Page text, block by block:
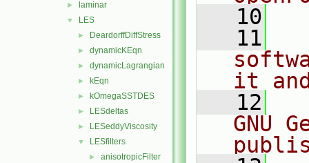
► laminar
▼ LES
► DeardorffDiffStress
► dynamicKEqn
► dynamicLagrangian
► kEqn
► kOmegaSSTDES
► LESdeltas
► LESeddyViscosity
▼ LESfilters
► anisotropicFilter
   10
   11
it
   12
GNU